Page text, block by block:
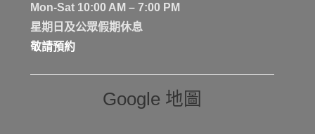
Mon-Sat 10:00 AM – 7:00 PM
星期日及公眾假期休息
敬請預約
Google 地圖